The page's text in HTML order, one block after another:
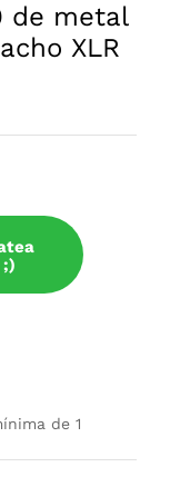
de metal
XLR
;)
de 1